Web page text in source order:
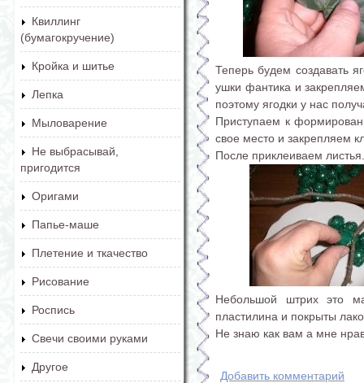
Квиллинг
(бумагокручение)
Кройка и шитье
Лепка
Мыловарение
Не выбрасывай,
пригодится
Оригами
Папье-маше
Плетение и ткачество
Рисование
Роспись
Свечи своими руками
Другое
Теперь будем создавать
ушки фантика и
поэтому ягодки у нас
Приступаем к
свое место и закрепляем
После приклеиваем
Небольшой штрих это
пластилина и покрыты
Не знаю как вам а мне
Добавить комментарий